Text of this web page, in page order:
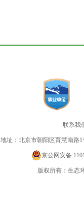
联系我
地址：北京市朝阳区育慧南路1
京公网安备
版权所有：生态